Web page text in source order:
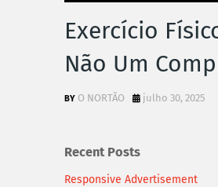
Exercício
Não Um
O NORTÃO julho 30, 2025
Recent Posts
Responsive Advertisement